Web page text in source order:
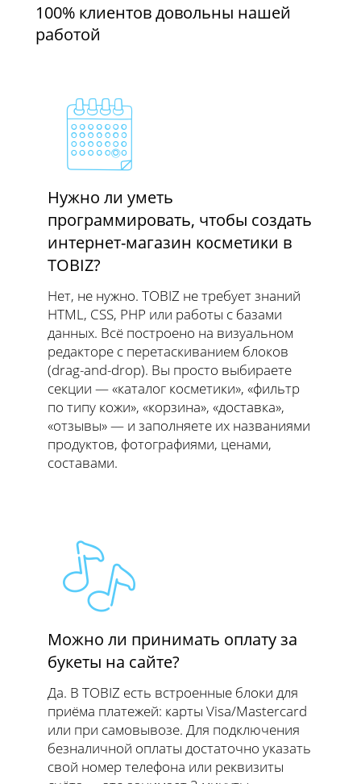
100% клиентов довольны нашей
работой
Нужно ли уметь
программировать, чтобы создать
интернет-магазин косметики в
TOBIZ?
Нет, не нужно. TOBIZ не требует знаний
HTML, CSS, PHP или работы с базами
данных. Всё построено на визуальном
редакторе с перетаскиванием блоков
(drag-and-drop). Вы просто выбираете
секции — «каталог косметики», «фильтр
по типу кожи», «корзина», «доставка»,
«отзывы» — и заполняете их названиями
продуктов, фотографиями, ценами,
составами.
Можно ли принимать оплату за
букеты на сайте?
Да. В TOBIZ есть встроенные блоки для
приёма платежей: карты Visa/Mastercard
или при самовывозе. Для подключения
безналичной оплаты достаточно указать
свой номер телефона или реквизиты